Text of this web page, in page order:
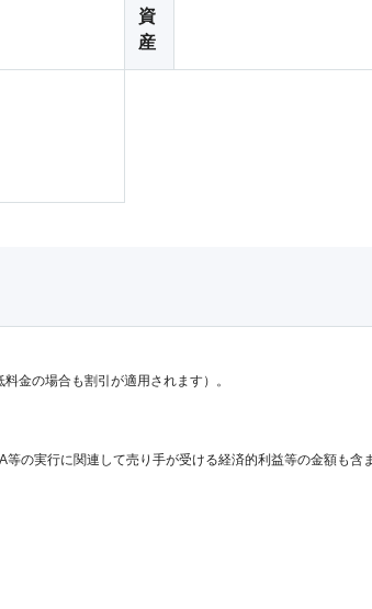
資
産
金の場合も割引が適用されます）。
等の実行に関連して売り手が受ける経済的利益等の金額も含